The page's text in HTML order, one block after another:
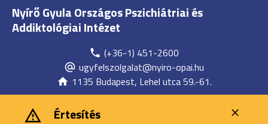
Nyírő Gyula Országos Pszichiátriai és
Addiktológiai Intézet
(+36-1) 451-2600
ugyfelszolgalat@nyiro-opai.hu
1135 Budapest, Lehel utca 59.-61.
Értesítés